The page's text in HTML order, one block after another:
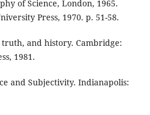
of Science, London, 1965.
Press, 1970. p. 51-58.
truth, and history. Cambridge:
1981.
and Subjectivity. Indianapolis: